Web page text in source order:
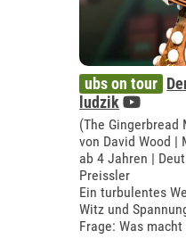
ubs on tour
ludzik
(The Gingerbread
von David Wood |
ab 4 Jahren |
Preissler
Ein turbulentes
Witz und
Frage: Was